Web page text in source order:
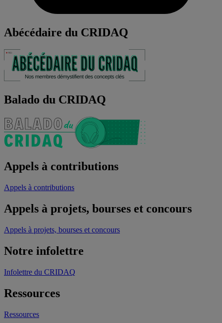
Abécédaire du CRIDAQ
Balado du CRIDAQ
Appels à contributions
Appels à contributions
Appels à projets, bourses et concours
Appels à projets, bourses et concours
Notre infolettre
Infolettre du CRIDAQ
Ressources
Ressources